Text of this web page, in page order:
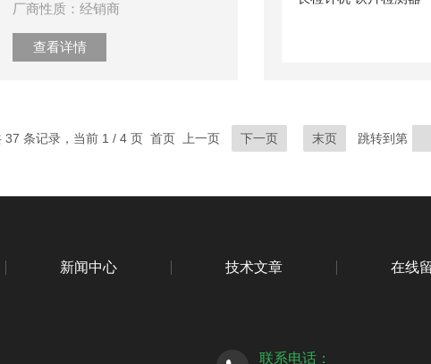
厂商性质：经销商
查看详情
37 条记录，当前 1 / 4 页 首页 上一页 下一页 末页 跳转到第
新闻中心 技术文章 在线
联系电话：